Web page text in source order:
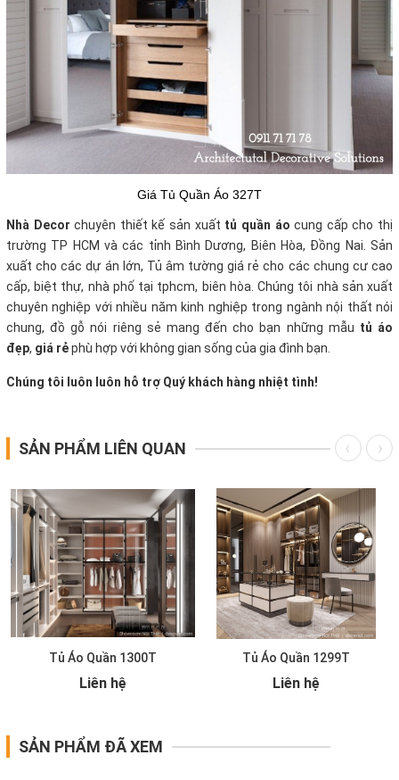
Giá Tủ Quần Áo 327T
Nhà Decor chuyên thiết kế sản xuất tủ quần áo cung cấp cho thị
trường TP HCM và các tỉnh Bình Dương, Biên Hòa, Đồng Nai. Sản
xuất cho các dự án lớn, Tủ âm tường giá rẻ cho các chung cư cao
cấp, biệt thự, nhà phố tại tphcm, biên hòa. Chúng tôi nhà sản xuất
chuyên nghiệp với nhiều năm kinh nghiệp trong ngành nội thất nói
chung, đồ gỗ nói riêng sẻ mang đến cho bạn những mẫu tủ áo
đẹp, giá rẻphù hợp với không gian sống của gia đình bạn.
Chúng tôi luôn luôn hỗ trợ Quý khách hàng nhiệt tình!
SẢN PHẨM LIÊN QUAN
Tủ Áo Quần 1300T
Liên hệ
Tủ Áo Quần 1299T
Liên hệ
SẢN PHẨM ĐÃ XEM